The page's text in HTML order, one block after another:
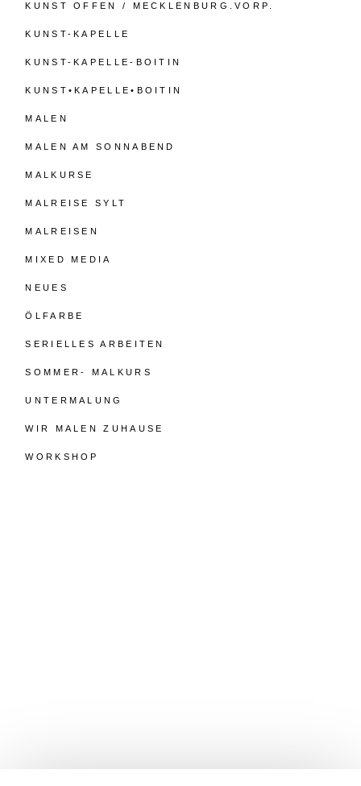
KUNST OFFEN / MECKLENBURG.VORP.
KUNST-KAPELLE
KUNST-KAPELLE-BOITIN
KUNST•KAPELLE•BOITIN
MALEN
MALEN AM SONNABEND
MALKURSE
MALREISE SYLT
MALREISEN
MIXED MEDIA
NEUES
ÖLFARBE
SERIELLES ARBEITEN
SOMMER- MALKURS
UNTERMALUNG
WIR MALEN ZUHAUSE
WORKSHOP